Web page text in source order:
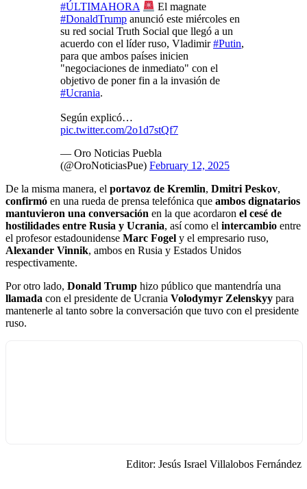
#ÚLTIMAHORA
El magnate
#DonaldTrump anunció este miércoles en
su red social Truth Social que llegó a un
acuerdo con el líder ruso, Vladimir#Putin,
para que ambos países inicien
"negociaciones de inmediato" con el
objetivo de poner fin a la invasión de
#Ucrania.
Según explicó…
pic.twitter.com/2o1d7stQf7
— Oro Noticias Puebla
(@OroNoticiasPue) February 12, 2025
De la misma manera, el portavoz de Kremlin, Dmitri Peskov,
confirmó en una rueda de prensa telefónica que ambos dignatarios
mantuvieron una conversación en la que acordaron el cesé de
hostilidades entre Rusia y Ucrania, así como el intercambio entre
el profesor estadounidense Marc Fogel y el empresario ruso,
Alexander Vinnik, ambos en Rusia y Estados Unidos
respectivamente.
Por otro lado, Donald Trump hizo público que mantendría una
llamada con el presidente de Ucrania Volodymyr Zelenskyy para
mantenerle al tanto sobre la conversación que tuvo con el presidente
ruso.
Editor: Jesús Israel Villalobos Fernández